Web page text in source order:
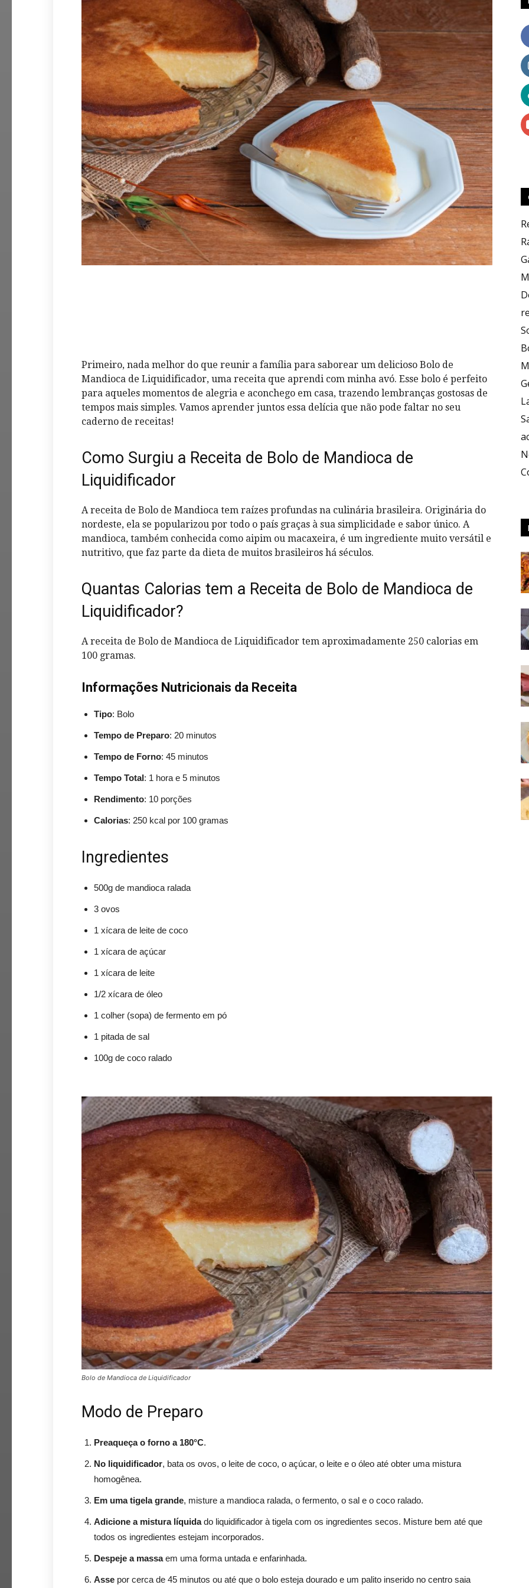
Dicas
Culinárias
Primeiro, nada melhor do que reunir a família para saborear um delicioso Bolo de
Mandioca de Liquidificador, uma receita que aprendi com minha avó. Esse bolo é perfeito
para aqueles momentos de alegria e aconchego em casa, trazendo lembranças gostosas de
tempos mais simples. Vamos aprender juntos essa delícia que não pode faltar no seu
caderno de receitas!
Como Surgiu a Receita de Bolo de Mandioca de
Liquidificador
A receita de Bolo de Mandioca tem raízes profundas na culinária brasileira. Originária do
nordeste, ela se popularizou por todo o país graças à sua simplicidade e sabor único. A
mandioca, também conhecida como aipim ou macaxeira, é um ingrediente muito versátil e
nutritivo, que faz parte da dieta de muitos brasileiros há séculos.
Quantas Calorias tem a Receita de Bolo de Mandioca de
Liquidificador?
A receita de Bolo de Mandioca de Liquidificador tem aproximadamente 250 calorias em
100 gramas.
Informações Nutricionais da Receita
Tipo: Bolo
Tempo de Preparo: 20 minutos
Tempo de Forno: 45 minutos
Tempo Total: 1 hora e 5 minutos
Rendimento: 10 porções
Calorias: 250 kcal por 100 gramas
Ingredientes
500g de mandioca ralada
3 ovos
1 xícara de leite de coco
1 xícara de açúcar
1 xícara de leite
1/2 xícara de óleo
1 colher (sopa) de fermento em pó
1 pitada de sal
100g de coco ralado
Bolo de Mandioca de Liquidificador
Modo de Preparo
Preaqueça o forno a 180°C.
No liquidificador, bata os ovos, o leite de coco, o açúcar, o leite e o óleo até obter uma mistura
homogênea.
Em uma tigela grande, misture a mandioca ralada, o fermento, o sal e o coco ralado.
Adicione a mistura líquidado liquidificador à tigela com os ingredientes secos. Misture bem até que
todos os ingredientes estejam incorporados.
Despeje a massaem uma forma untada e enfarinhada.
Asse por cerca de 45 minutos ou até que o bolo esteja dourado e um palito inserido no centro saia